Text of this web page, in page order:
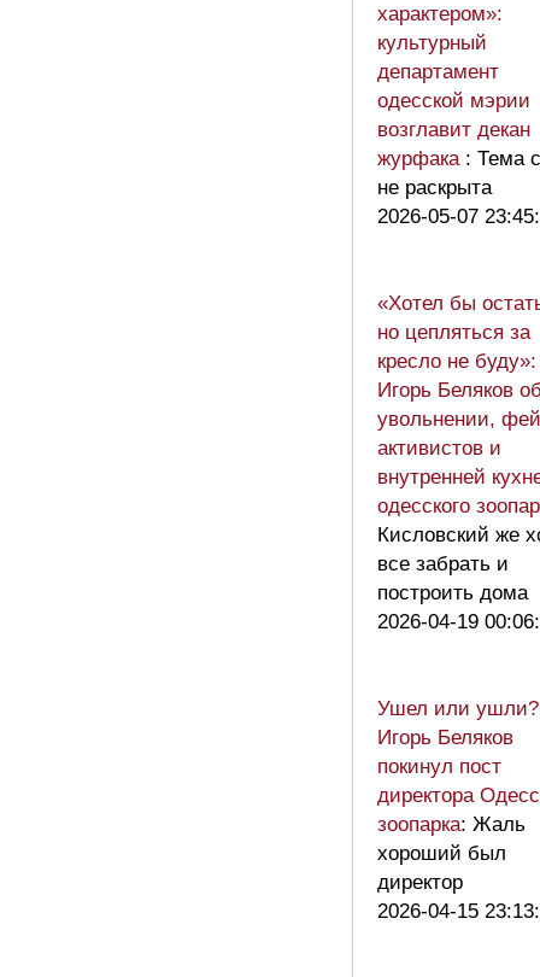
характером»:
культурный
департамент
одесской мэрии
возглавит декан
журфака : Тема
не раскрыта
2026-05-07
«Хотел бы
но цепляться за
кресло не буду»:
Игорь Беляков
увольнении,
активистов и
внутренней
одесского
Кисловский же
все забрать и
построить дома
2026-04-19
Ушел или ушли?
Игорь Беляков
покинул пост
директора
зоопарка: Жаль
хороший был
директор
2026-04-15